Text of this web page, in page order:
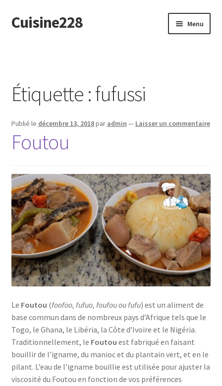
Aller
à
Aller
au
Cuisine228 Menu
Étiquette :fufussi
Publié le décembre 13, 2018par admin — Laisser un commentaire
Foutou
Le Foutou (foofoo, fufuo, foufou ou fufu) est un aliment de
base commun dans de nombreux pays d’Afrique tels que le
Togo, le Ghana, le Libéria, la Côte d’Ivoire et le Nigéria.
Traditionnellement, le Foutou est fabriqué en faisant
bouillir de l’igname, du manioc et du plantain vert, et en le
pilant. L’eau de l’igname bouillie est utilisée pour ajuster la
viscosité du Foutou en fonction de vos préférences